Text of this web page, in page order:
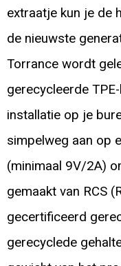
extraatje kun je de
de nieuwste
Torrance wordt
gerecycleerde
installatie op je
simpelweg aan op
(minimaal 9V/2A)
gemaakt van RCS
gecertificeerd
gerecyclede